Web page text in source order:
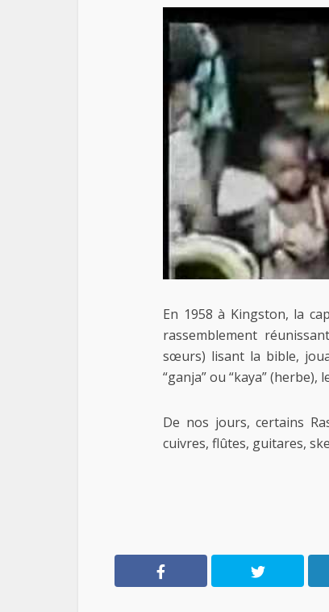
En 1958 à Kingston, la
rassemblement
sœurs) lisant la bible,
“ganja” ou “kaya”
De nos jours, certains
cuivres, flûtes, guitares,